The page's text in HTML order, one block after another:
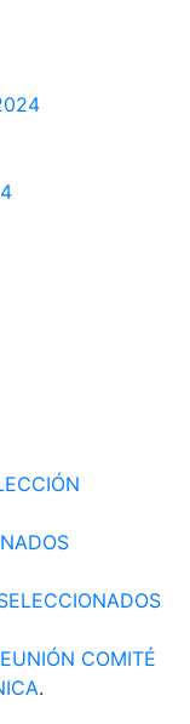
COMITÉ
.